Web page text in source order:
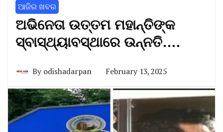
ଆଜିର ଖବର
ଅଭିନେତା ଉତ୍ତମ ମହାନ୍ତିଙ୍କ
ସ୍ବାସ୍ଥ୍ୟାବସ୍ଥାରେ ଉନ୍ନତି….
By odishadarpan February 13, 2025